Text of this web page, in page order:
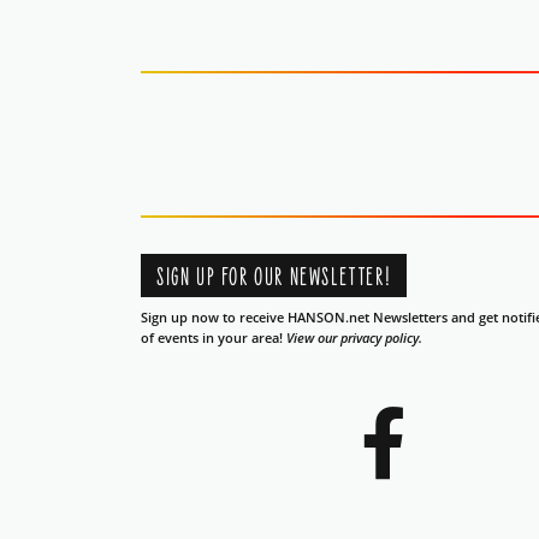
SIGN UP FOR OUR NEWSLETTER!
Sign up now to receive HANSON.net Newsletters and get
of events in your area! View our privacy policy.